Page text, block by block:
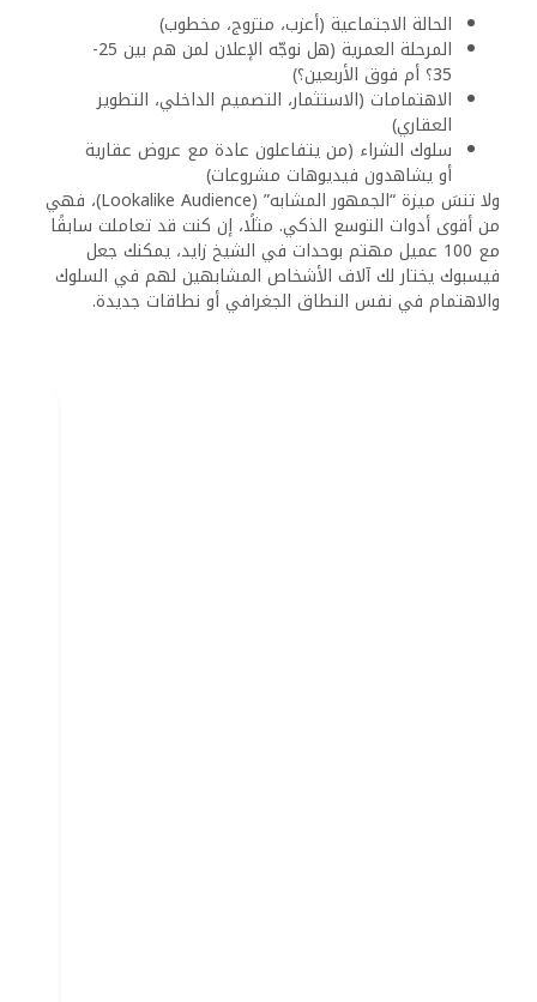
الحالة الاجتماعية (أعزب، متزوج، مخطوب)
المرحلة العمرية (هل نوجّه الإعلان لمن هم بين 25-
35؟ أم فوق الأربعين؟)
الاهتمامات (الاستثمار، التصميم الداخلي، التطوير
العقاري)
سلوك الشراء (من يتفاعلون عادة مع عروض عقارية
أو يشاهدون فيديوهات مشروعات)
ولا تنسَ ميزة “الجمهور المشابه” (Lookalike Audience)، فهي
من أقوى أدوات التوسع الذكي. مثلًا، إن كنت قد تعاملت سابقًا
مع 100 عميل مهتم بوحدات في الشيخ زايد، يمكنك جعل
فيسبوك يختار لك آلاف الأشخاص المشابهين لهم في السلوك
والاهتمام في نفس النطاق الجغرافي أو نطاقات جديدة.